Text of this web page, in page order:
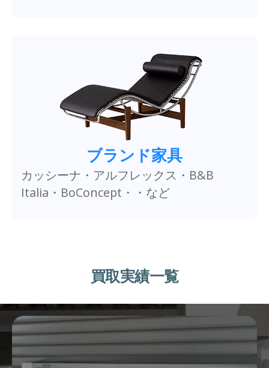
ブランド家具
カッシーナ・アルフレックス・B&B
Italia・BoConcept・・など
買取実績一覧